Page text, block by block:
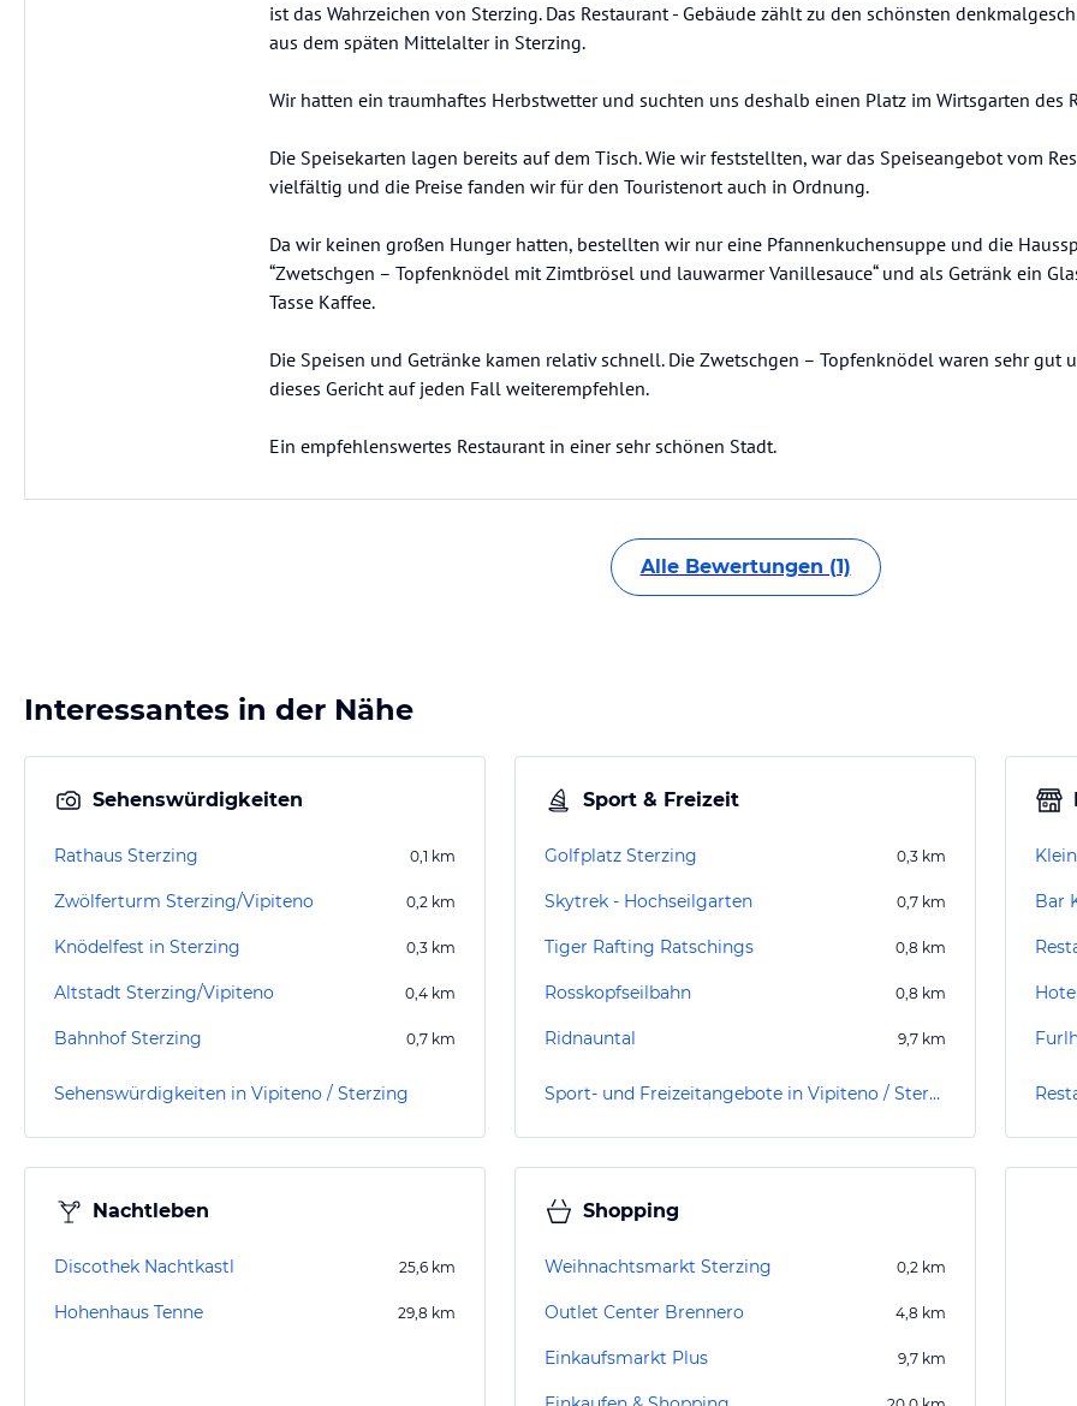
ist das Wahrzeichen von Sterzing. Das Restaurant - Gebäude zählt zu den schönsten
aus dem späten Mittelalter in Sterzing.
Wir hatten ein traumhaftes Herbstwetter und suchten uns deshalb einen Platz im Wirtsgarten des
Die Speisekarten lagen bereits auf dem Tisch. Wie wir feststellten, war das Speiseangebot vom
vielfältig und die Preise fanden wir für den Touristenort auch in Ordnung.
Da wir keinen großen Hunger hatten, bestellten wir nur eine Pfannenkuchensuppe und die
“Zwetschgen – Topfenknödel mit Zimtbrösel und lauwarmer Vanillesauce“ und als Getränk ein
Tasse Kaffee.
Die Speisen und Getränke kamen relativ schnell. Die Zwetschgen – Topfenknödel waren sehr gut
dieses Gericht auf jeden Fall weiterempfehlen.
Ein empfehlenswertes Restaurant in einer sehr schönen Stadt.
Alle Bewertungen (1)
Interessantes in der Nähe
Sehenswürdigkeiten
Rathaus Sterzing 0,1 km
Zwölferturm Sterzing/Vipiteno 0,2 km
Knödelfest in Sterzing 0,3 km
Altstadt Sterzing/Vipiteno 0,4 km
Bahnhof Sterzing 0,7 km
Sehenswürdigkeiten in Vipiteno / Sterzing
Sport & Freizeit
Golfplatz Sterzing 0,3 km
Skytrek - Hochseilgarten 0,7 km
Tiger Rafting Ratschings 0,8 km
Rosskopfseilbahn 0,8 km
Ridnauntal 9,7 km
Sport- und Freizeitangebote in Vipiteno / Sterzing
Bar
Nachtleben
Discothek Nachtkastl 25,6 km
Hohenhaus Tenne 29,8 km
Shopping
Weihnachtsmarkt Sterzing 0,2 km
Outlet Center Brennero 4,8 km
Einkaufsmarkt Plus 9,7 km